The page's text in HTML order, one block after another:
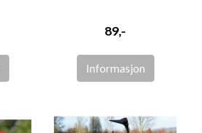
89,-
Informasjon